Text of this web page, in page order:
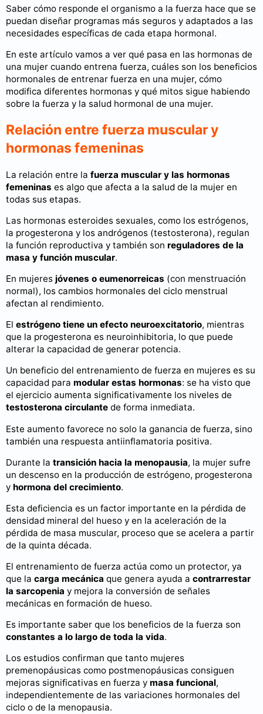
Saber cómo responde el organismo a la fuerza hace que se
puedan diseñar programas más seguros y adaptados a las
necesidades específicas de cada etapa hormonal.
En este artículo vamos a ver qué pasa en las hormonas de
una mujer cuando entrena fuerza, cuáles son los beneficios
hormonales de entrenar fuerza en una mujer, cómo
modifica diferentes hormonas y qué mitos sigue habiendo
sobre la fuerza y la salud hormonal de una mujer.
Relación entre fuerza muscular y
hormonas femeninas
La relación entre la fuerza muscular y las hormonas
femeninas es algo que afecta a la salud de la mujer en
todas sus etapas.
Las hormonas esteroides sexuales, como los estrógenos,
la progesterona y los andrógenos (testosterona), regulan
la función reproductiva y también son reguladores de la
masa y función muscular.
En mujeres jóvenes o eumenorreicas (con menstruación
normal), los cambios hormonales del ciclo menstrual
afectan al rendimiento.
El estrógeno tiene un efecto neuroexcitatorio, mientras
que la progesterona es neuroinhibitoria, lo que puede
alterar la capacidad de generar potencia.
Un beneficio del entrenamiento de fuerza en mujeres es su
capacidad para modular estas hormonas: se ha visto que
el ejercicio aumenta significativamente los niveles de
testosterona circulante de forma inmediata.
Este aumento favorece no solo la ganancia de fuerza, sino
también una respuesta antiinflamatoria positiva.
Durante la transición hacia la menopausia, la mujer sufre
un descenso en la producción de estrógeno, progesterona
y hormona del crecimiento.
Esta deficiencia es un factor importante en la pérdida de
densidad mineral del hueso y en la aceleración de la
pérdida de masa muscular, proceso que se acelera a partir
de la quinta década.
El entrenamiento de fuerza actúa como un protector, ya
que la carga mecánica que genera ayuda a contrarrestar
la sarcopenia y mejora la conversión de señales
mecánicas en formación de hueso.
Es importante saber que los beneficios de la fuerza son
constantes a lo largo de toda la vida.
Los estudios confirman que tanto mujeres
premenopáusicas como postmenopáusicas consiguen
mejoras significativas en fuerza y masa funcional,
independientemente de las variaciones hormonales del
ciclo o de la menopausia.